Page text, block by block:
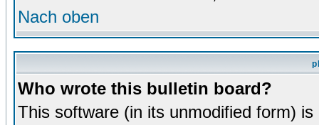
Nach oben
Who wrote this bulletin board?
This software (in its unmodified form)